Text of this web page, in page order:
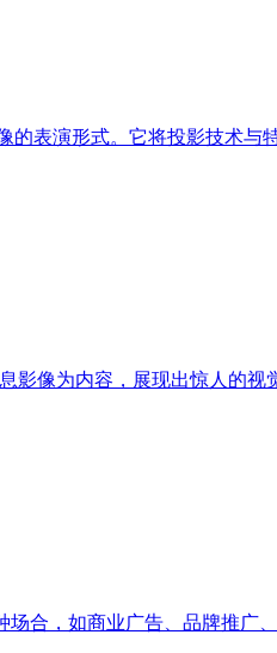
的表演形式。它将投影技术
影像为内容，展现出惊人的
场合，如商业广告、品牌推